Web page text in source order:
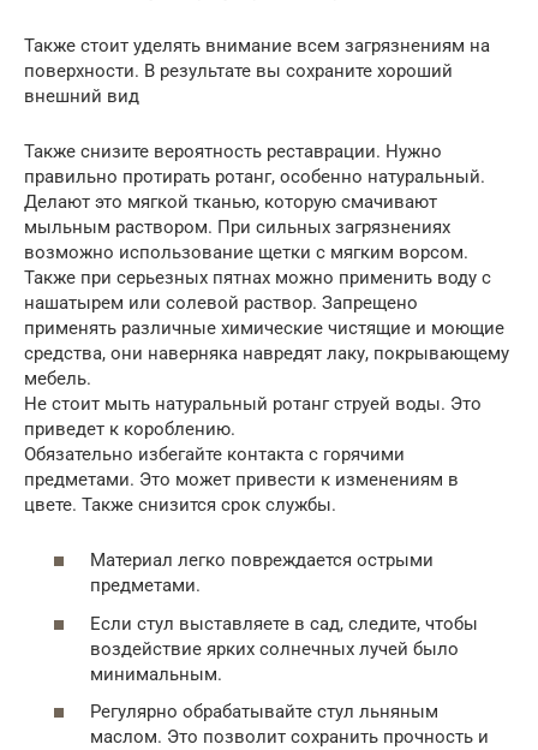
Также стоит уделять внимание всем загрязнениям на
поверхности. В результате вы сохраните хороший
внешний вид
Также снизите вероятность реставрации. Нужно
правильно протирать ротанг, особенно натуральный.
Делают это мягкой тканью, которую смачивают
мыльным раствором. При сильных загрязнениях
возможно использование щетки с мягким ворсом.
Также при серьезных пятнах можно применить воду с
нашатырем или солевой раствор. Запрещено
применять различные химические чистящие и моющие
средства, они наверняка навредят лаку, покрывающему
мебель.
Не стоит мыть натуральный ротанг струей воды. Это
приведет к короблению.
Обязательно избегайте контакта с горячими
предметами. Это может привести к изменениям в
цвете. Также снизится срок службы.
Материал легко повреждается острыми
предметами.
Если стул выставляете в сад, следите, чтобы
воздействие ярких солнечных лучей было
минимальным.
Регулярно обрабатывайте стул льняным
маслом. Это позволит сохранить прочность и